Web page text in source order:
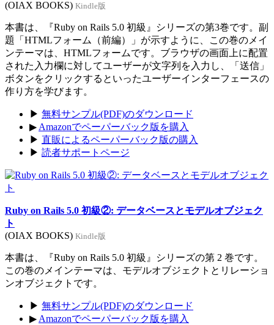
(OIAX BOOKS) Kindle版
本書は、『Ruby on Rails 5.0 初級』シリーズの第3巻です。副
題「HTMLフォーム（前編）」が示すように、この巻のメイ
ンテーマは、HTMLフォームです。ブラウザの画面上に配置
された入力欄に対してユーザーが文字列を入力し、「送信」
ボタンをクリックするといったユーザーインターフェースの
作り方を学びます。
▶ 無料サンプル(PDF)のダウンロード
▶ Amazonでペーパーバック版を購入
▶ 直販によるペーパーバック版の購入
▶ 読者サポートページ
Ruby on Rails 5.0 初級②: データベースとモデルオブジェク
ト
(OIAX BOOKS) Kindle版
本書は、『Ruby on Rails 5.0 初級』シリーズの第 2 巻です。
この巻のメインテーマは、モデルオブジェクトとリレーショ
ンオブジェクトです。
▶ 無料サンプル(PDF)のダウンロード
▶ Amazonでペーパーバック版を購入